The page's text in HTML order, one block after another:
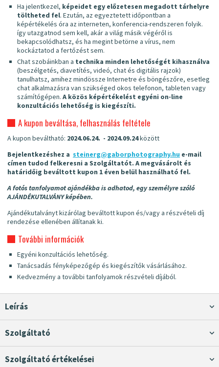
Ha jelentkezel, képeidet egy előzetesen megadott tárhelyre
töltheted fel. Ezután, az egyeztetett időpontban a
képértékelés óra az interneten, konferencia-rendszeren folyik.
így utazgatnod sem kell, akár a világ másik végéről is
bekapcsolódhatsz, és ha megint betörne a vírus, nem
kockáztatod a fertőzést sem.
Chat szobáinkban a technika minden lehetőségét kihasználva
(beszélgetés, diavetítés, videó, chat és digitális rajzok)
tanulhatsz, amihez mindössze Internetre és böngészőre, esetleg
chat alkalmazásra van szükséged okos telefonon, tableten vagy
számítógépen. A közös képértékelést egyéni on-line
konzultációs lehetőség is kiegészíti.
A kupon beváltása, felhasználás feltétele
A kupon beváltható: 2024.06.24. - 2024.09.24között
Bejelentkezéshez a steinerg@gaborphotography.hu e-mail
címen tudod felkeresni a Szolgáltatót. A megvásárolt és
határidőig beváltott kupon 1 éven belül használható fel.
A fotós tanfolyamot ajándékba is adhatod, egy személyre szóló
AJÁNDÉKUTALVÁNY képében.
Ajándékutalványt kizárólag beváltott kupon és/vagy a részvételi díj
rendezése ellenében állítanak ki.
További információk
Egyéni konzultációs lehetőség.
Tanácsadás fényképezőgép és kiegészítők vásárlásához.
Kedvezmény a további tanfolyamok részvételi díjából.
Leírás
Szolgáltató
Szolgáltató értékelései